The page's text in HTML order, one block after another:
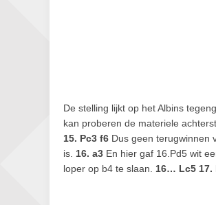
De stelling lijkt op het Albins
kan proberen de materiele
15. Pc3 f6 Dus geen terugwinnen
is. 16. a3 En hier gaf 16.Pd5 wit
loper op b4 te slaan. 16… Lc5 17.